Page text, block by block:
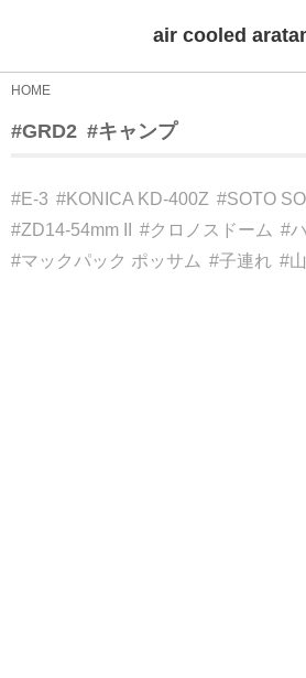
air cooled
HOME
#GRD2 #キャンプ
#E-3 #KONICA KD-400Z #SOTO
#ZD14-54mm II
#クロノスドーム #
#マックパック ポッサム #子連れ #